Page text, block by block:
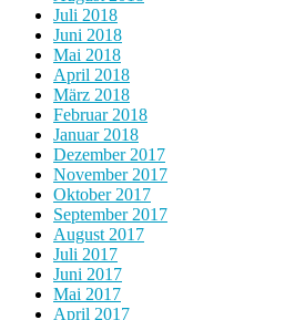
Juli 2018
Juni 2018
Mai 2018
April 2018
März 2018
Februar 2018
Januar 2018
Dezember 2017
November 2017
Oktober 2017
September 2017
August 2017
Juli 2017
Juni 2017
Mai 2017
April 2017